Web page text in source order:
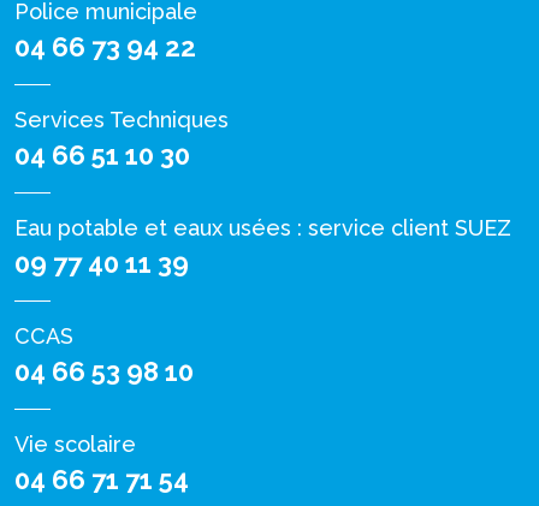
Police municipale
04 66 73 94 22
Services Techniques
04 66 51 10 30
Eau potable et eaux usées : service client SUEZ
09 77 40 11 39
CCAS
04 66 53 98 10
Vie scolaire
04 66 71 71 54